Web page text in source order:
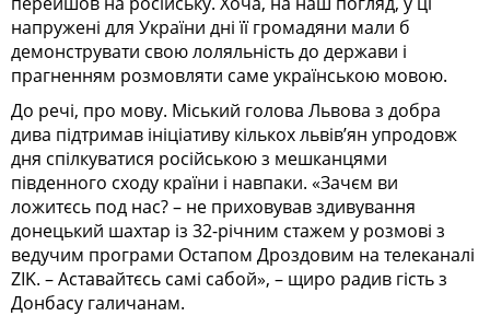
напружені для України дні її громадяни мали б
демонструвати свою лоляльність до держави і
прагненням розмовляти саме українською мовою.
До речі, про мову. Міський голова Львова з добра
дива підтримав ініціативу кількох львів’ян упродовж
дня спілкуватися російською з мешканцями
південного сходу країни і навпаки. «Зачєм ви
ложитєсь под нас? – не приховував здивування
донецький шахтар із 32-річним стажем у розмові з
ведучим програми Остапом Дроздовим на телеканалі
ZIK. – Аставайтєсь самі сабой», – щиро радив гість з
Донбасу галичанам.